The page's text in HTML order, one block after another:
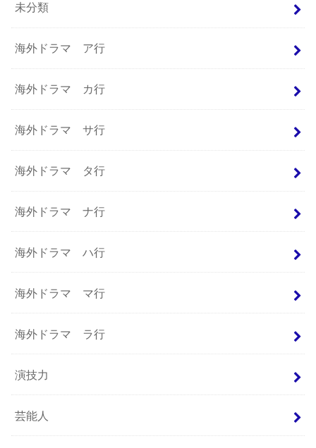
未分類
海外ドラマ ア行
海外ドラマ カ行
海外ドラマ サ行
海外ドラマ タ行
海外ドラマ ナ行
海外ドラマ ハ行
海外ドラマ マ行
海外ドラマ ラ行
演技力
芸能人